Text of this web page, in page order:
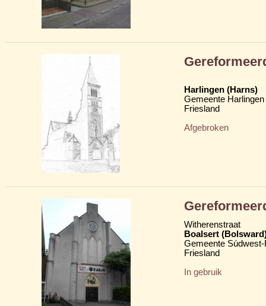
Harlingen (Harns)
Gemeente Harlingen
Friesland
Afgebroken
Witherenstraat
Boalsert
Gemeente
Friesland
In gebruik